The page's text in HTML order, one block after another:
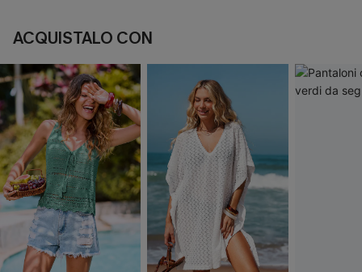
ACQUISTALO CON